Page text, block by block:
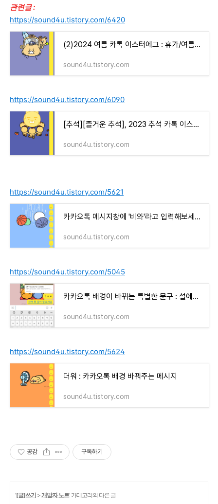
관련글 :
https://sound4u.tistory.com/6420
(2)2024 여름 카톡 이스터에그 : 휴가/여름휴가/바다/해변/캠핑, 우산/소나기,여름/부채/수박/얼음/
sound4u.tistory.com
https://sound4u.tistory.com/6090
[추석][즐거운 추석], 2023 추석 카톡 이스터에그/ 라이언과 춘식이 이야기 [얼룩소 갈무리]
sound4u.tistory.com
https://sound4u.tistory.com/5621
카카오톡 메시지창에 '비와'라고 입력해보세요/ 카톡 배경이 바뀌는 문구 (니니즈 친구들이 우산
sound4u.tistory.com
https://sound4u.tistory.com/5045
카카오톡 배경이 바뀌는 특별한 문구 : 설에는 "새해 복 많이 받으세요"/ 수능 때는 "ㅎㅇㅌ"
sound4u.tistory.com
https://sound4u.tistory.com/5624
더워 : 카카오톡 배경 바꿔주는 메시지
sound4u.tistory.com
공감 구독하기
'[글]쓰기 >개발자 노트' 카테고리의 다른 글